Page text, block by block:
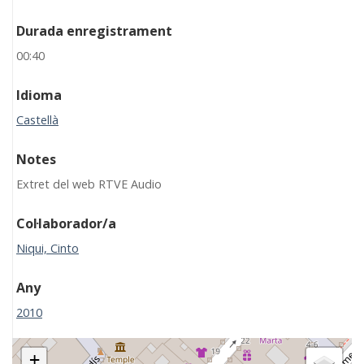
Durada enregistrament
00:40
Idioma
Castellà
Notes
Extret del web RTVE Audio
Col·laborador/a
Niqui, Cinto
Any
2010
+